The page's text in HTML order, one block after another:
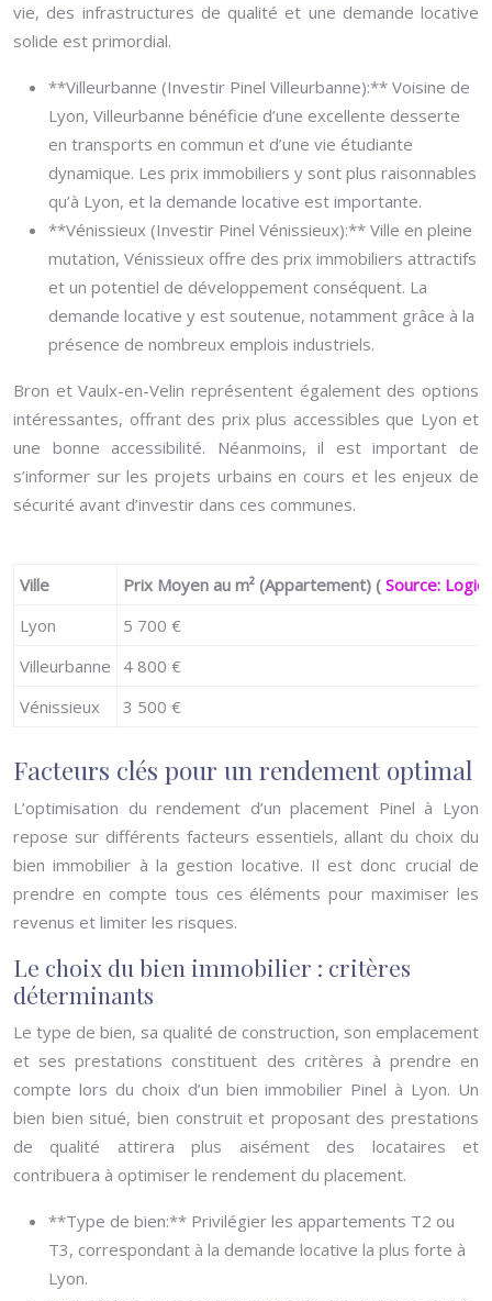
vie, des infrastructures de qualité et une demande locative
solide est primordial.
**Villeurbanne (Investir Pinel Villeurbanne):** Voisine de
Lyon, Villeurbanne bénéficie d’une excellente desserte
en transports en commun et d’une vie étudiante
dynamique. Les prix immobiliers y sont plus raisonnables
qu’à Lyon, et la demande locative est importante.
**Vénissieux (Investir Pinel Vénissieux):** Ville en pleine
mutation, Vénissieux offre des prix immobiliers attractifs
et un potentiel de développement conséquent. La
demande locative y est soutenue, notamment grâce à la
présence de nombreux emplois industriels.
Bron et Vaulx-en-Velin représentent également des options
intéressantes, offrant des prix plus accessibles que Lyon et
une bonne accessibilité. Néanmoins, il est important de
s’informer sur les projets urbains en cours et les enjeux de
sécurité avant d’investir dans ces communes.
Ville Prix Moyen au m² (Appartement) ( Source:
Lyon
5 700 €
Villeurbanne
4 800 €
Vénissieux
3 500 €
Facteurs clés pour un rendement optimal
L’optimisation du rendement d’un placement Pinel à Lyon
repose sur différents facteurs essentiels, allant du choix du
bien immobilier à la gestion locative. Il est donc crucial de
prendre en compte tous ces éléments pour maximiser les
revenus et limiter les risques.
Le choix du bien immobilier : critères
déterminants
Le type de bien, sa qualité de construction, son emplacement
et ses prestations constituent des critères à prendre en
compte lors du choix d’un bien immobilier Pinel à Lyon. Un
bien bien situé, bien construit et proposant des prestations
de qualité attirera plus aisément des locataires et
contribuera à optimiser le rendement du placement.
**Type de bien:** Privilégier les appartements T2 ou
T3, correspondant à la demande locative la plus forte à
Lyon.